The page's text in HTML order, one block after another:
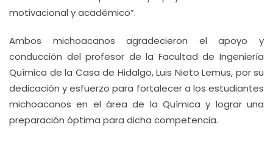
motivacional y académico”.
Ambos michoacanos agradecieron el apoyo y
conducción del profesor de la Facultad de Ingeniería
Química de la Casa de Hidalgo, Luis Nieto Lemus, por su
dedicación y esfuerzo para fortalecer a los estudiantes
michoacanos en el área de la Química y lograr una
preparación óptima para dicha competencia.